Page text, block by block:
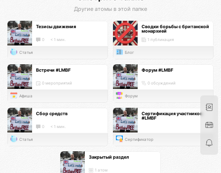
Другие атомы в этой папке
Тезисы движения
0 < 1 мин.
Статья
Сводки борьбы с британской
монархией
1 публикация
Блог
Встречи #LMBF
0 мероприятий
Афиша
Форум #LMBF
0 обсуждений
Форум
Сбор средств
0 < 1 мин.
Статья
Сертификация участников
#LMBF
Сертификатор
Закрытый раздел
1 атом